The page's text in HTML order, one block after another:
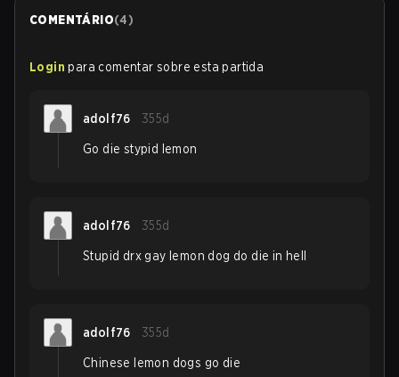
COMENTÁRIO(4)
Login para comentar sobre esta partida
adolf76 355d
Go die stypid lemon
adolf76 355d
Stupid drx gay lemon dog do die in hell
adolf76 355d
Chinese lemon dogs go die